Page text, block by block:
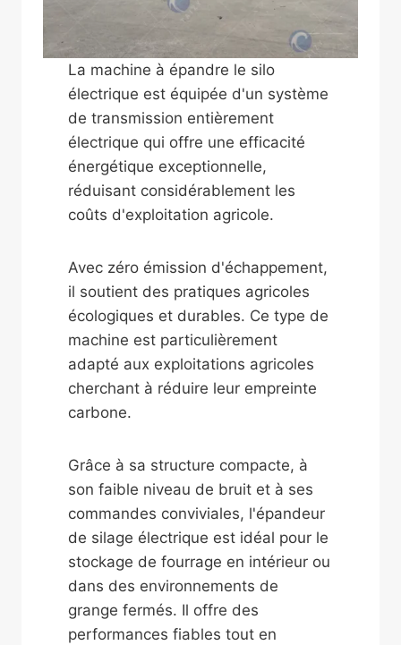
La machine à épandre le silo
électrique est équipée d'un système
de transmission entièrement
électrique qui offre une efficacité
énergétique exceptionnelle,
réduisant considérablement les
coûts d'exploitation agricole.
Avec zéro émission d'échappement,
il soutient des pratiques agricoles
écologiques et durables. Ce type de
machine est particulièrement
adapté aux exploitations agricoles
cherchant à réduire leur empreinte
carbone.
Grâce à sa structure compacte, à
son faible niveau de bruit et à ses
commandes conviviales, l'épandeur
de silage électrique est idéal pour le
stockage de fourrage en intérieur ou
dans des environnements de
grange fermés. Il offre des
performances fiables tout en